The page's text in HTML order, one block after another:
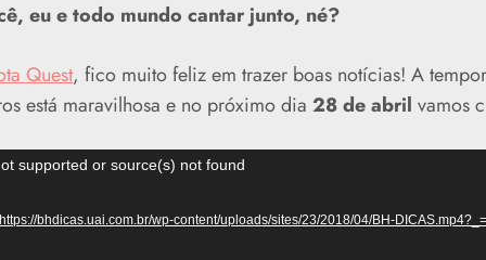
eu e todo mundo cantar junto, né?
Quest, fico muito feliz em trazer boas notícias! A
está maravilhosa e no próximo dia 28 de abril vamos
supported or source(s) not found
bhdicas.uai.com.br/wp-content/uploads/sites/23/2018/04/BH-